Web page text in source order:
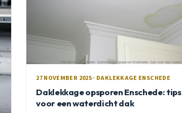
27 NOVEMBER 2025 · DAKLEKKAGE ENSCHEDE
Daklekkage opsporen Enschede: tips
voor een waterdicht dak